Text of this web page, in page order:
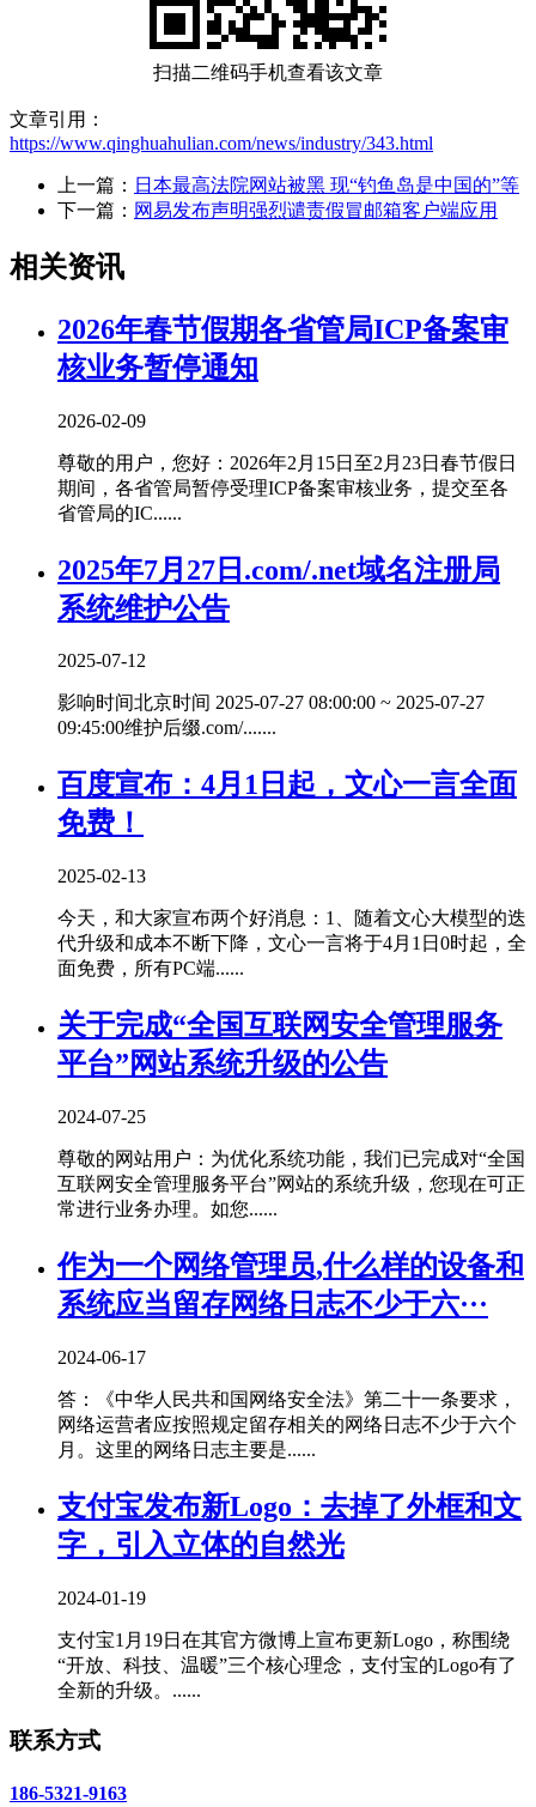
扫描二维码手机查看该文章
文章引用：
https://www.qinghuahulian.com/news/industry/343.html
上一篇： 日本最高法院网站被黑 现“钓鱼岛是中国的”等
下一篇： 网易发布声明强烈谴责假冒邮箱客户端应用
相关资讯
2026年春节假期各省管局ICP备案审
核业务暂停通知
2026-02-09
尊敬的用户，您好：2026年2月15日至2月23日春节假日
期间，各省管局暂停受理ICP备案审核业务，提交至各
省管局的IC......
2025年7月27日.com/.net域名注册局
系统维护公告
2025-07-12
影响时间北京时间 2025-07-27 08:00:00 ~ 2025-07-27
09:45:00维护后缀.com/.......
百度宣布：4月1日起，文心一言全面
免费！
2025-02-13
今天，和大家宣布两个好消息：1、随着文心大模型的迭
代升级和成本不断下降，文心一言将于4月1日0时起，全
面免费，所有PC端......
关于完成“全国互联网安全管理服务
平台”网站系统升级的公告
2024-07-25
尊敬的网站用户：为优化系统功能，我们已完成对“全国
互联网安全管理服务平台”网站的系统升级，您现在可正
常进行业务办理。如您......
作为一个网络管理员,什么样的设备和
系统应当留存网络日志不少于六···
2024-06-17
答：《中华人民共和国网络安全法》第二十一条要求，
网络运营者应按照规定留存相关的网络日志不少于六个
月。这里的网络日志主要是......
支付宝发布新Logo：去掉了外框和文
字，引入立体的自然光
2024-01-19
支付宝1月19日在其官方微博上宣布更新Logo，称围绕
“开放、科技、温暖”三个核心理念，支付宝的Logo有了
全新的升级。......
联系方式
186-5321-9163